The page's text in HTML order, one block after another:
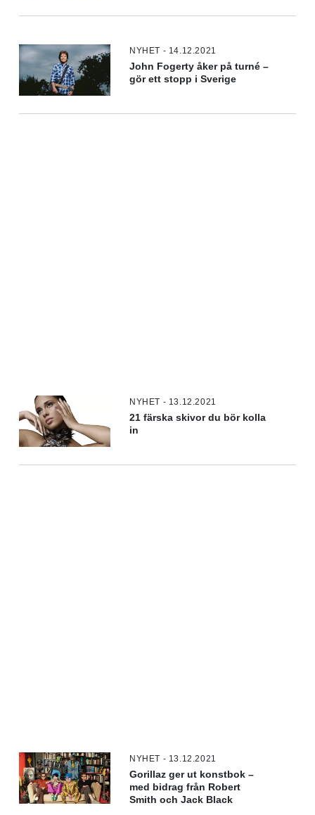
NYHET - 14.12.2021
John Fogerty åker på turné –
gör ett stopp i Sverige
NYHET - 13.12.2021
21 färska skivor du bör kolla
in
NYHET - 13.12.2021
Gorillaz ger ut konstbok –
med bidrag från Robert
Smith och Jack Black